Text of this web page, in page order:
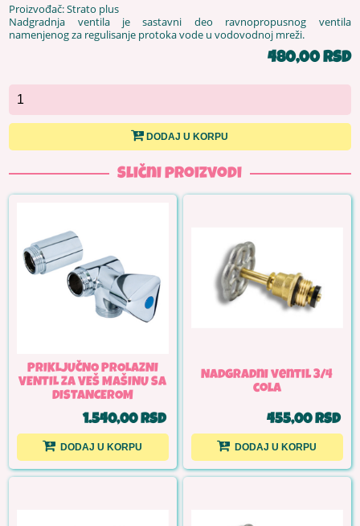
Proizvođač: Strato plus
Nadgradnja ventila je sastavni deo ravnopropusnog ventila
namenjenog za regulisanje protoka vode u vodovodnoj mreži.
480,00 RSD
DODAJ U KORPU
Slični proizvodi
PRIKLJUČNO PROLAZNI
VENTIL ZA VEŠ MAŠINU SA
DISTANCEROM
1.540,00 RSD
DODAJ U KORPU
Nadgradni ventil 3/4
cola
455,00 RSD
DODAJ U KORPU